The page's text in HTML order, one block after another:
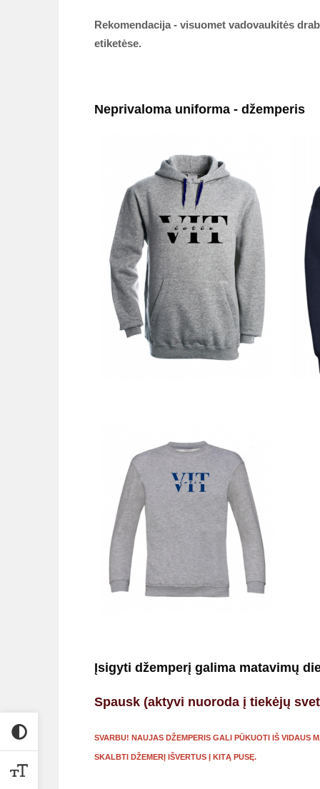
Rekomendacija - visuomet vadovaukitės
etiketėse.
Neprivaloma uniforma - džemperis
Įsigyti džemperį galima matavimų
Spausk (aktyvi nuoroda į tiekėjų
SVARBU! NAUJAS DŽEMPERIS GALI PŪKUOTI IŠ VIDAUS
SKALBTI DŽEMERĮ IŠVERTUS Į KITĄ PUSĘ.